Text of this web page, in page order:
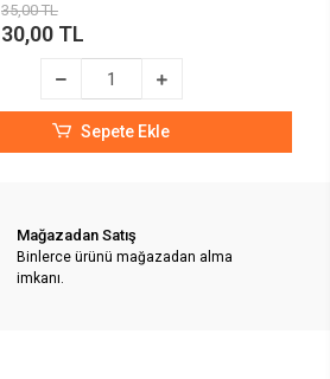
35,00 TL
30,00 TL
Sepete Ekle
Mağazadan Satış
Binlerce ürünü mağazadan alma
imkanı.